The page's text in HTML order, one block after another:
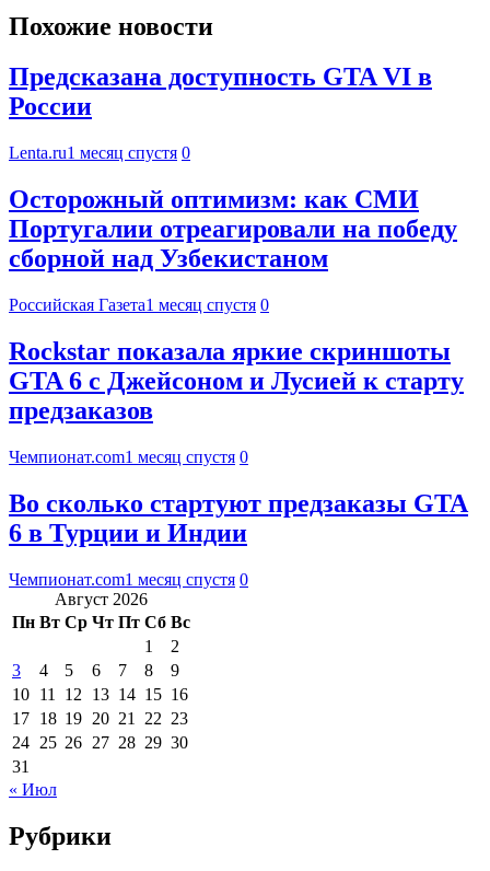
Похожие новости
Предсказана доступность GTA VI в
России
Lenta.ru1 месяц спустя 0
Осторожный оптимизм: как СМИ
Португалии отреагировали на победу
сборной над Узбекистаном
Российская Газета1 месяц спустя 0
Rockstar показала яркие скриншоты
GTA 6 с Джейсоном и Лусией к старту
предзаказов
Чемпионат.com1 месяц спустя 0
Во сколько стартуют предзаказы GTA
6 в Турции и Индии
Чемпионат.com1 месяц спустя 0
Август 2026
Пн Вт Ср Чт Пт Сб Вс
1
2
3
4 5 6 7 8
9
10 11 12 13 14 15 16
17 18 19 20 21 22 23
24 25 26 27 28 29 30
31
« Июл
Рубрики